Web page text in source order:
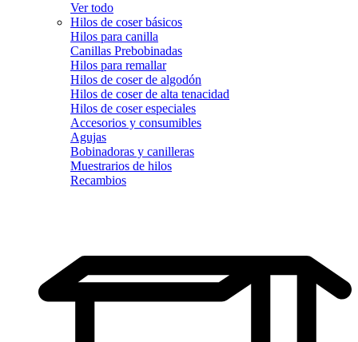
Ver todo
Hilos de coser básicos
Hilos para canilla
Canillas Prebobinadas
Hilos para remallar
Hilos de coser de algodón
Hilos de coser de alta tenacidad
Hilos de coser especiales
Accesorios y consumibles
Agujas
Bobinadoras y canilleras
Muestrarios de hilos
Recambios